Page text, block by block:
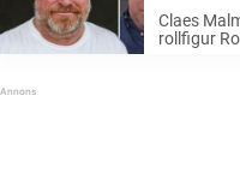
Claes
rollfigur